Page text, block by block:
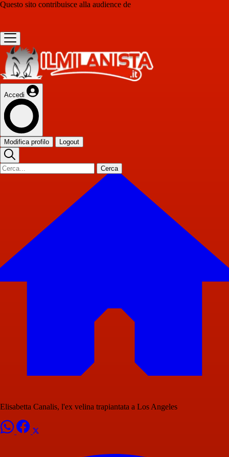
Questo sito contribuisce alla audience de
Accedi
Modifica profilo Logout
Cerca
Elisabetta Canalis, l'ex velina trapiantata a Los Angeles